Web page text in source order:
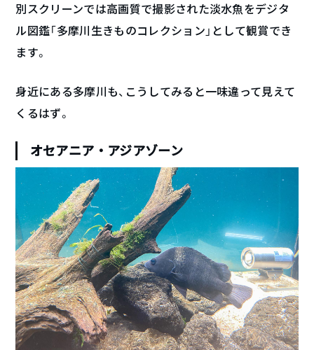
別スクリーンでは高画質で撮影された淡水魚をデジタ
ル図鑑「多摩川生きものコレクション」として観賞でき
ます。
身近にある多摩川も、こうしてみると一味違って見えて
くるはず。
オセアニア・アジアゾーン